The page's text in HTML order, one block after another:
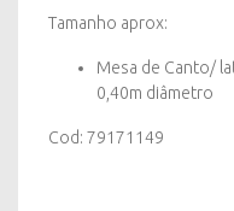
Tamanho aprox:
Mesa de Canto/
0,40m diâmetro
Cod: 79171149